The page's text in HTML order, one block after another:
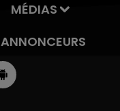
MÉDIAS
ANNONCEURS